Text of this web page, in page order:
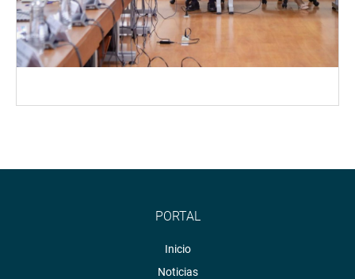
PORTAL
Inicio
Noticias